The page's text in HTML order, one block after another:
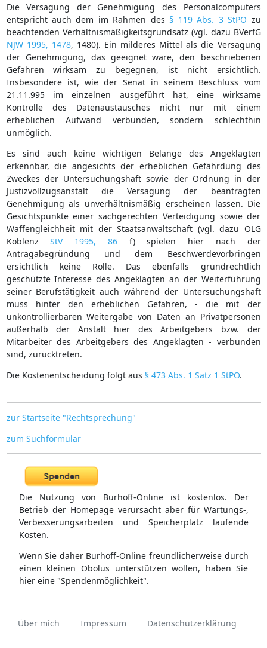
Die Versagung der Genehmigung des Personalcomputers
entspricht auch dem im Rahmen des § 119 Abs. 3 StPO zu
beachtenden Verhältnismäßigkeitsgrundsatz (vgl. dazu BVerfG
NJW 1995, 1478, 1480). Ein milderes Mittel als die Versagung
der Genehmigung, das geeignet wäre, den beschriebenen
Gefahren wirksam zu begegnen, ist nicht ersichtlich.
Insbesondere ist, wie der Senat in seinem Beschluss vom
21.11.995 im einzelnen ausgeführt hat, eine wirksame
Kontrolle des Datenaustausches nicht nur mit einem
erheblichen Aufwand verbunden, sondern schlechthin
unmöglich.
Es sind auch keine wichtigen Belange des Angeklagten
erkennbar, die angesichts der erheblichen Gefährdung des
Zweckes der Untersuchungshaft sowie der Ordnung in der
Justizvollzugsanstalt die Versagung der beantragten
Genehmigung als unverhältnismäßig erscheinen lassen. Die
Gesichtspunkte einer sachgerechten Verteidigung sowie der
Waffengleichheit mit der Staatsanwaltschaft (vgl. dazu OLG
KoblenzStV 1995, 86f) spielen hier nach der
Antragabegründung und dem Beschwerdevorbringen
ersichtlich keine Rolle. Das ebenfalls grundrechtlich
geschützte Interesse des Angeklagten an der Weiterführung
seiner Berufstätigkeit auch während der Untersuchungshaft
muss hinter den erheblichen Gefahren, - die mit der
unkontrollierbaren Weitergabe von Daten an Privatpersonen
außerhalb der Anstalt hier des Arbeitgebers bzw. der
Mitarbeiter des Arbeitgebers des Angeklagten - verbunden
sind, zurücktreten.
Die Kostenentscheidung folgt aus § 473 Abs. 1 Satz 1 StPO.
zur Startseite "Rechtsprechung"
zum Suchformular
Die Nutzung von Burhoff-Online ist kostenlos. Der
Betrieb der Homepage verursacht aber für Wartungs-,
Verbesserungsarbeiten und Speicherplatz laufende
Kosten.
Wenn Sie daher Burhoff-Online freundlicherweise durch
einen kleinen Obolus unterstützen wollen, haben Sie
hier eine "Spendenmöglichkeit".
Über mich Impressum Datenschutzerklärung